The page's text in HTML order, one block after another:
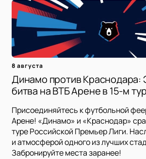
8 августа
Динамо против Краснодара:
битва на ВТБ Арене в 15-м
Присоединяйтесь к футбольной
Арене! «Динамо» и «Краснодар»
туре Российской Премьер Лиги.
и атмосферой одного из лучших
Забронируйте места заранее!